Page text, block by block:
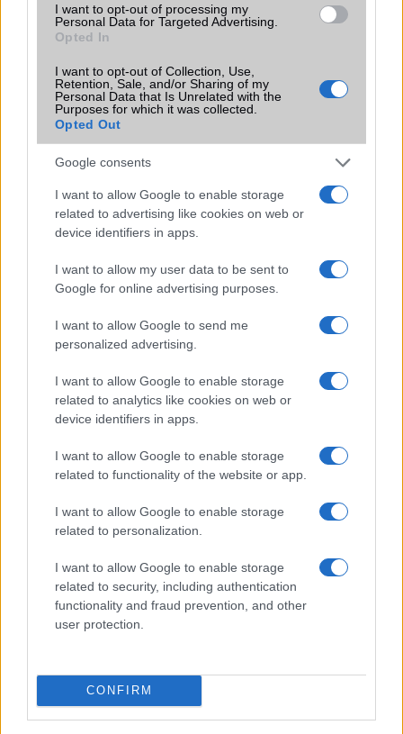
I want to opt-out of processing my
Personal Data for Targeted Advertising.
Opted In
I want to opt-out of Collection, Use,
Retention, Sale, and/or Sharing of my
Personal Data that Is Unrelated with the
Purposes for which it was collected.
Opted Out
Google consents
I want to allow Google to enable storage
related to advertising like cookies on web or
device identifiers in apps.
I want to allow my user data to be sent to
Google for online advertising purposes.
I want to allow Google to send me
personalized advertising.
I want to allow Google to enable storage
related to analytics like cookies on web or
device identifiers in apps.
I want to allow Google to enable storage
related to functionality of the website or app.
I want to allow Google to enable storage
related to personalization.
I want to allow Google to enable storage
related to security, including authentication
functionality and fraud prevention, and other
user protection.
CONFIRM
2026.06.14| Android Police
Sok felhasználó külön alkalmazásokra esküszik, pedig az
amelyek maguktól dolgoznak a háttérben.
Ez a rejtett Samsung funkció teljesen
megváltoztatja a mobilhasználatot –
sokan mégsem tudnak róla
Az Edge Panel az egyik leghasznosabb funkció, amely
jelentősen felgyorsítja a mindennapi használatot,
miközben a Pixel telefonokból továbbra is hiányzik.
KAPCSOLÓDÓ HÍREK
Dupla kamerával jöhet a HTC One utódja
Hat colos kijelző, jobb kamera, nagyszerű ár
Hat col, dual húsz megapixel és jó ár
Dual kamera középkategóriás telefonokba
Cubot X18 Plus: dual kamera fillérekért
Megjelent a Galaxy J8
Dual csúszkás kamerát hoz a Mi Mix 3
LEGOLVASOTTABBAK